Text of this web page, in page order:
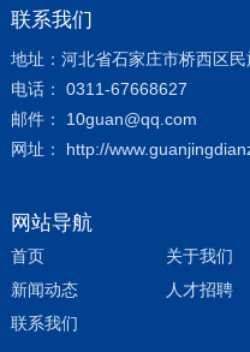
联系我们
地址：河北省石家庄市桥西区
电话： 0311-67668627
邮件： 10guan@qq.com
网址： http://
网站导航
首页 关于我们
新闻动态
人才招聘
联系我们